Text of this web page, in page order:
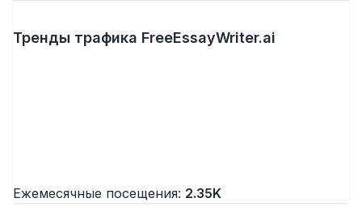
Тренды трафика FreeEssayWriter.ai
Ежемесячные посещения: 2.35K